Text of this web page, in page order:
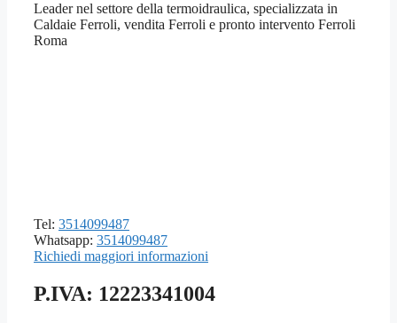
Leader nel settore della termoidraulica, specializzata in
Caldaie Ferroli, vendita Ferroli e pronto intervento Ferroli
Roma
Tel: 3514099487
Whatsapp: 3514099487
Richiedi maggiori informazioni
P.IVA: 12223341004